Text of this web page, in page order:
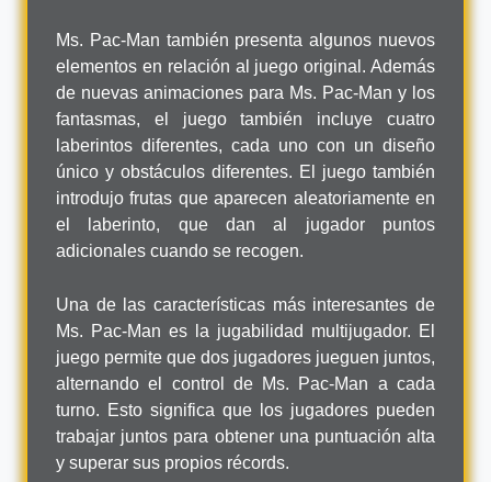
Ms. Pac-Man también presenta algunos nuevos
elementos en relación al juego original. Además
de nuevas animaciones para Ms. Pac-Man y los
fantasmas, el juego también incluye cuatro
laberintos diferentes, cada uno con un diseño
único y obstáculos diferentes. El juego también
introdujo frutas que aparecen aleatoriamente en
el laberinto, que dan al jugador puntos
adicionales cuando se recogen.
Una de las características más interesantes de
Ms. Pac-Man es la jugabilidad multijugador. El
juego permite que dos jugadores jueguen juntos,
alternando el control de Ms. Pac-Man a cada
turno. Esto significa que los jugadores pueden
trabajar juntos para obtener una puntuación alta
y superar sus propios récords.